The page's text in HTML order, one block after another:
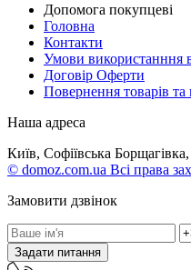
Допомога покупцеві
Головна
Контакти
Умови використанння
Договір Оферти
Повернення товарів
Наша адреса
Київ, Софіївська
© domoz.com.ua Всі права
Замовити дзвінок
Задати питання